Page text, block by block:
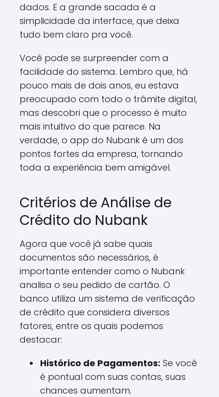
dados. E a grande sacada é a
simplicidade da interface, que deixa
tudo bem claro pra você.
Você pode se surpreender com a
facilidade do sistema. Lembro que, há
pouco mais de dois anos, eu estava
preocupado com todo o trâmite digital,
mas descobri que o processo é muito
mais intuitivo do que parece. Na
verdade, o app do Nubank é um dos
pontos fortes da empresa, tornando
toda a experiência bem amigável.
Critérios de Análise de
Crédito do Nubank
Agora que você já sabe quais
documentos são necessários, é
importante entender como o Nubank
analisa o seu pedido de cartão. O
banco utiliza um sistema de verificação
de crédito que considera diversos
fatores, entre os quais podemos
destacar:
Histórico de Pagamentos: Se você
é pontual com suas contas, suas
chances aumentam.